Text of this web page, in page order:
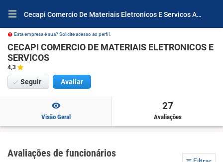
Cecapi Comercio De Materiais Eletronicos E Servicos Avaliações e Opiniões
Esta empresa é sua? Solicite acesso ao perfil.
CECAPI COMERCIO DE MATERIAIS ELETRONICOS E
SERVICOS
4,3
Seguir Avaliar
Visão Geral
27
Avaliações
Avaliações de funcionários